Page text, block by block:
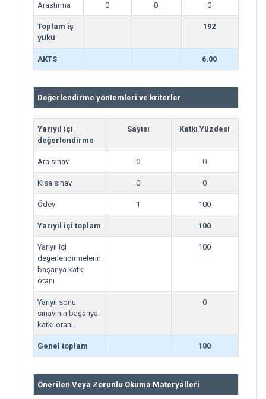
Araştırma 0 0 0
Toplam iş
yükü
192
AKTS 6.00
Değerlendirme yöntemleri ve kriterler
Yarıyıl içi
değerlendirme
Sayısı Katkı Yüzdesi
Ara sınav 0 0
Kısa sınav 0 0
Ödev 1 100
Yarıyıl içi toplam 100
Yarıyıl içi
değerlendirmelerin
başarıya katkı
oranı
100
Yarıyıl sonu
sınavının başarıya
katkı oranı
0
Genel toplam 100
Önerilen Veya Zorunlu Okuma Materyalleri